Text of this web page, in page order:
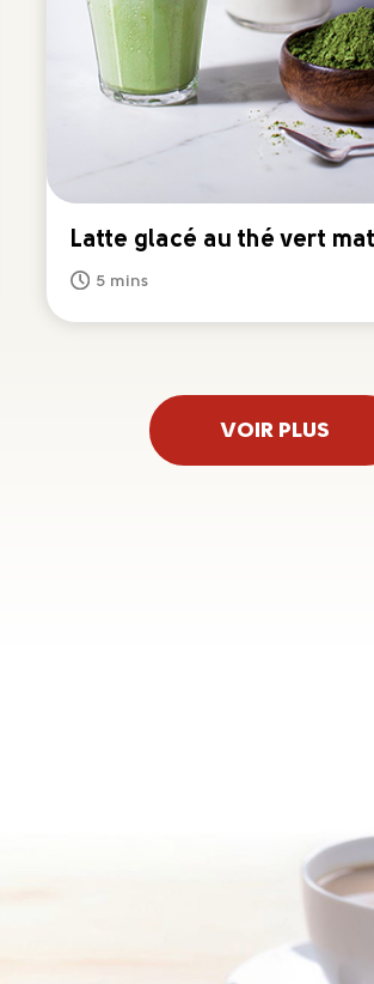
Latte glacé au thé vert
5 mins
VOIR PLUS